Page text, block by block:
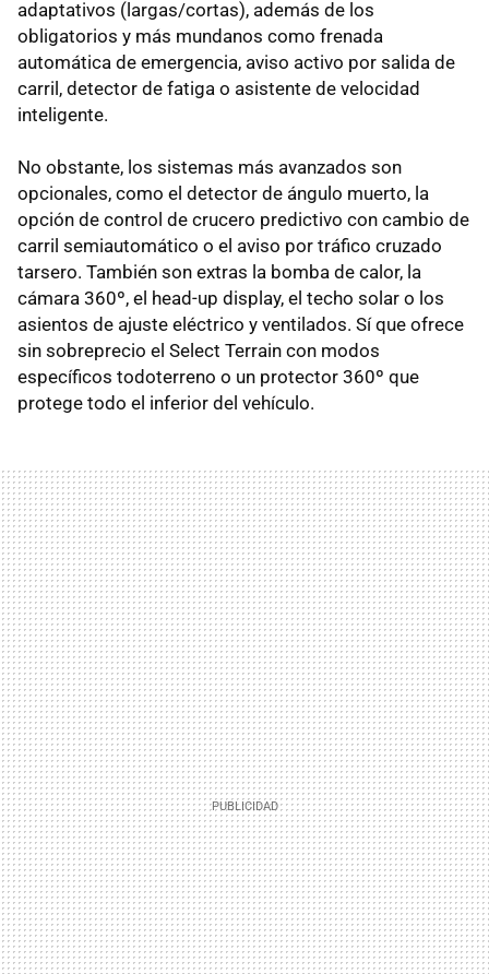
adaptativos (largas/cortas), además de los
obligatorios y más mundanos como frenada
automática de emergencia, aviso activo por salida de
carril, detector de fatiga o asistente de velocidad
inteligente.
No obstante, los sistemas más avanzados son
opcionales, como el detector de ángulo muerto, la
opción de control de crucero predictivo con cambio de
carril semiautomático o el aviso por tráfico cruzado
tarsero. También son extras la bomba de calor, la
cámara 360º, el head-up display, el techo solar o los
asientos de ajuste eléctrico y ventilados. Sí que ofrece
sin sobreprecio el Select Terrain con modos
específicos todoterreno o un protector 360º que
protege todo el inferior del vehículo.